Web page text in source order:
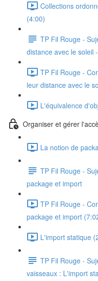
Collections
(4:00)
TP Fil Rouge -
distance avec le soleil
TP Fil Rouge -
leur distance avec le
L'équivalence
Organiser et gérer
La notion de
TP Fil Rouge -
package et import
TP Fil Rouge -
package et import
L'import statique
TP Fil Rouge -
vaisseaux : L'import